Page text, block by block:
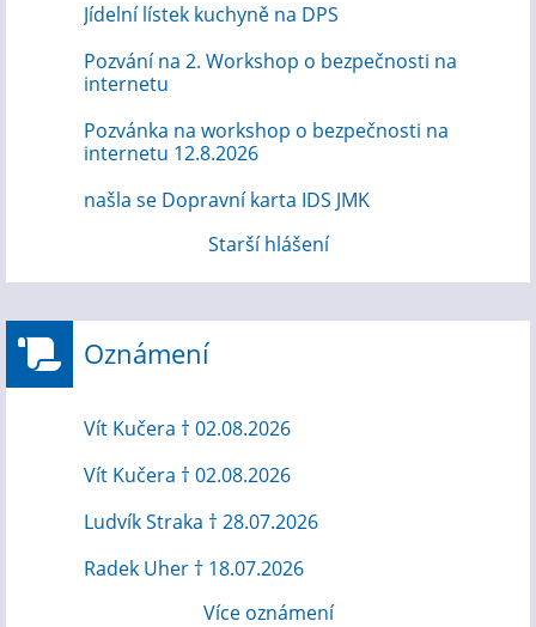
Jídelní lístek kuchyně na DPS
Pozvání na 2. Workshop o bezpečnosti na
internetu
Pozvánka na workshop o bezpečnosti na
internetu 12.8.2026
našla se Dopravní karta IDS JMK
Starší hlášení
Oznámení
Vít Kučera † 02.08.2026
Vít Kučera † 02.08.2026
Ludvík Straka † 28.07.2026
Radek Uher † 18.07.2026
Více oznámení